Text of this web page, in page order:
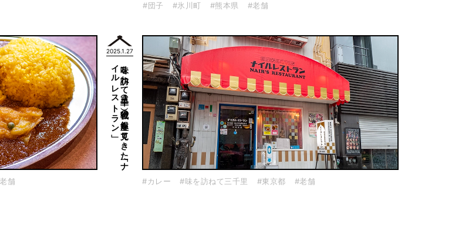
#団子 #氷川町 #熊本県 #老舗
舗
2025.1.27
味を
訪ね
て
三千里（1
）戦後の
銀座を
見て
き
た
「ナ
イ
ル
レ
ス
ト
ラ
ン
」
#カレー #味を訪ねて三千里 #東京都 #老舗